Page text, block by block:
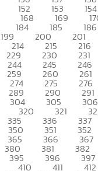
152 153 154
168 169
184 185 186
199 200 201
214 215 216
229 230 231
244 245 246
259 260 261
274 275 276
289 290 291
304 305 306
320 321
335 336 337
350 351 352
365 366 367
380 381 382
395 396 397
410 411 412